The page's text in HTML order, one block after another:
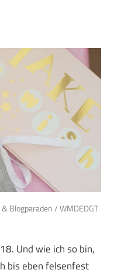
Blogparaden/WMDEDGT
Und wie ich so bin,
bis eben felsenfest